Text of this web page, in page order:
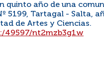
quinto año de una
5199, Tartagal - Salta,
de Artes y Ciencias.
49597/nt2mzb3g1w